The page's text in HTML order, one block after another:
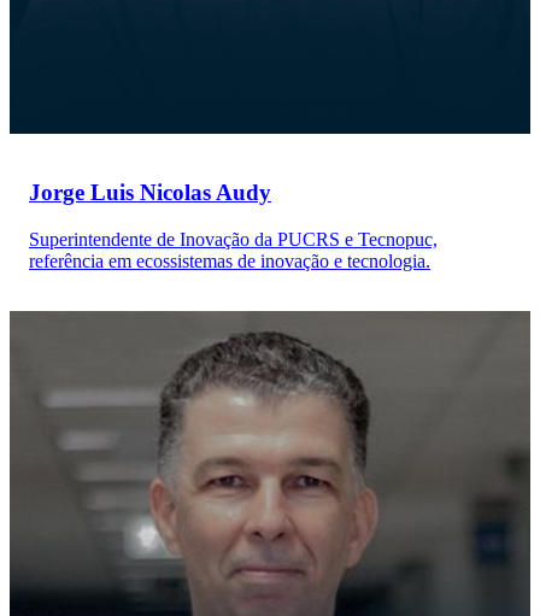
Jorge Luis Nicolas Audy
Superintendente de Inovação da PUCRS e Tecnopuc,
referência em ecossistemas de inovação e tecnologia.